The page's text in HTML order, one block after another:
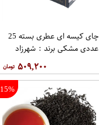
چای کیسه ای عطری بسته 25
عددی مشکی برند : شهرزاد
۵۰۹,۲۰۰
15%